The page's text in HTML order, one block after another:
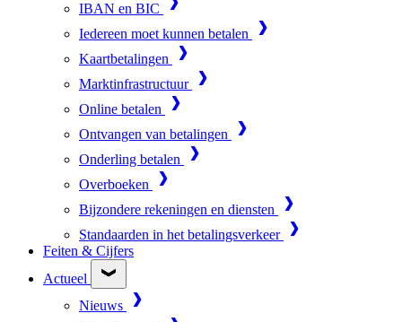
IBAN en BIC
Iedereen moet kunnen betalen
Kaartbetalingen
Marktinfrastructuur
Online betalen
Ontvangen van betalingen
Onderling betalen
Overboeken
Bijzondere rekeningen en diensten
Standaarden in het betalingsverkeer
Feiten & Cijfers
Actueel
Nieuws